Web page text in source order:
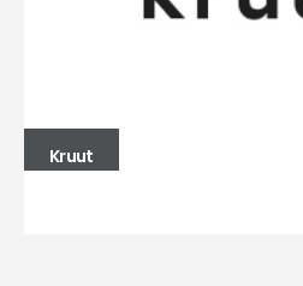
Kruut